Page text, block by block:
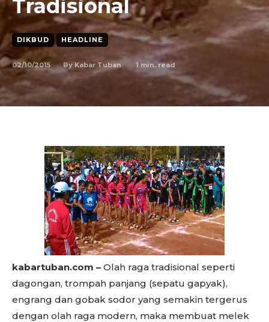
Tradisional
DIKBUD HEADLINE
02/10/2015 By Kabar Tuban 1 min. read
kabartuban.com – Olah raga tradisional seperti
dagongan, trompah panjang (sepatu gapyak),
engrang dan gobak sodor yang semakin tergerus
dengan olah raga modern, maka membuat melek